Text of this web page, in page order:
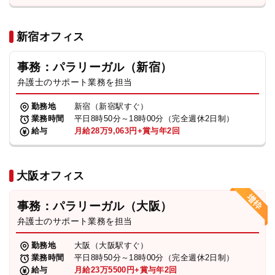
新宿オフィス
事務：パラリーガル（新宿）
弁護士のサポート業務を担当
勤務地
新宿（新宿駅すぐ）
業務時間
平日8時50分～18時00分（完全週休2日制）
給与
月給28万9,063円+賞与年2回
大阪オフィス
事務：パラリーガル（大阪）
弁護士のサポート業務を担当
勤務地
大阪（大阪駅すぐ）
業務時間
平日8時50分～18時00分（完全週休2日制）
給与
月給23万5500円+賞与年2回